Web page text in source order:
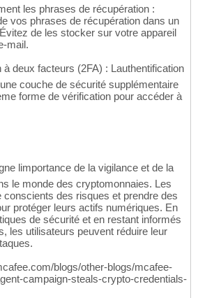
les phrases de récupération :
vos phrases de récupération dans un
de les stocker sur votre appareil
mail.
à deux facteurs (2FA) : Lauthentification
couche de sécurité supplémentaire
forme de vérification pour accéder à
limportance de la vigilance et de la
le monde des cryptomonnaies. Les
conscients des risques et prendre des
protéger leurs actifs numériques. En
de sécurité et en restant informés
les utilisateurs peuvent réduire leur
blogs/other-blogs/mcafee-
campaign-steals-crypto-credentials-